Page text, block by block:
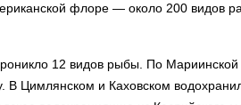
флоре — около 200 видов
12 видов рыбы. По Мариинской
В Цимлянском и Каховском